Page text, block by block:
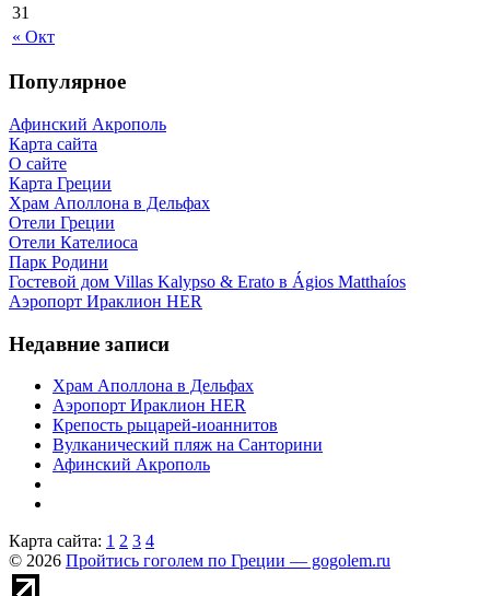
« Окт
31
Популярное
Афинский Акрополь
Карта сайта
О сайте
Карта Греции
Храм Аполлона в Дельфах
Отели Греции
Отели Кателиоса
Парк Родини
Гостевой дом Villas Kalypso & Erato в Ágios Matthaíos
Аэропорт Ираклион HER
Недавние записи
Храм Аполлона в Дельфах
Аэропорт Ираклион HER
Крепость рыцарей-иоаннитов
Вулканический пляж на Санторини
Афинский Акрополь
Карта сайта: 1 2 3 4
© 2026 Пройтись гоголем по Греции — gogolem.ru